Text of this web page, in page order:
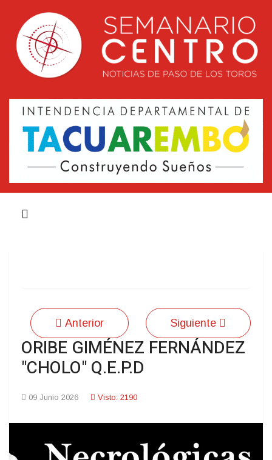
Anterior Siguiente
ORIBE GIMÉNEZ FERNÁNDEZ
"CHOLO" Q.E.P.D
09 Junio 2026 Visto: 2190